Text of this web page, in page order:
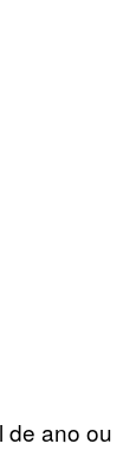
de ano ou